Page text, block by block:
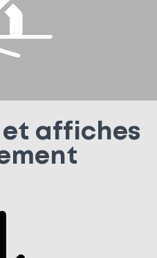
et affiches